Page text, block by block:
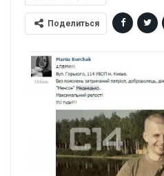
Поделиться